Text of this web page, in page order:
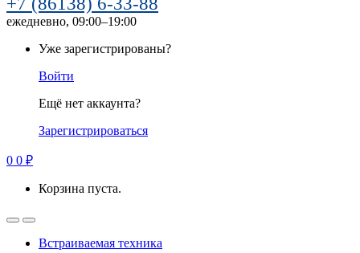
ежедневно, 09:00–19:00
Уже зарегистрированы?
Войти
Ещё нет аккаунта?
Зарегистрироваться
0 0 ₽
Корзина пуста.
Встраиваемая техника